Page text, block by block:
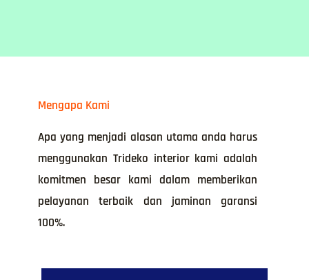
Mengapa Kami
Apa yang menjadi alasan utama anda harus
menggunakan Trideko interior kami adalah
komitmen besar kami dalam memberikan
pelayanan terbaik dan jaminan garansi
100%.